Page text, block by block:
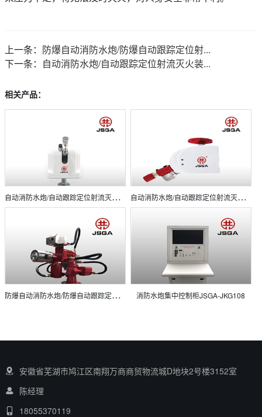
上一条： 防爆自动消防水炮/防爆自动跟踪定位射...
下一条： 自动消防水炮/自动跟踪定位射流灭火装...
相关产品：
自
动消防水炮/自动跟踪定位射流灭火装置ZDMS0.6/10S 自
动消防水炮/自动跟踪定位射流灭火装置ZDMS0.8/20S
防
爆自动消防水炮/防爆自动跟踪定位射流灭火装置 ZDMS0.8/20SEX 消防水炮集中控制柜JSGA-JKG108
安徽省芜湖市鸠江区南翔万商商贸物流城D地块2号楼3152室
陈经理
18055370119